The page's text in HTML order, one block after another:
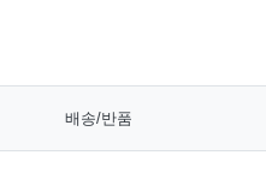
배송/반품